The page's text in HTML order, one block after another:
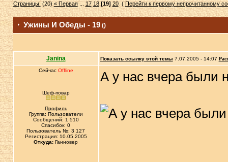
Страницы:(20)« Первая...17 18 [19] 20(Перейти к первому непрочитанному
Ужины И Обеды - 19()
Janina Показать ссылку этой темы 7.07.2005 - 14:07
Сейчас Offline
Шеф-повар
Профиль
Группа: Пользователи
Сообщений: 1 510
Спасибок: 0
Пользователь №: 3 127
Регистрация: 10.05.2005
Откуда: Ганновер
А у нас вчера были